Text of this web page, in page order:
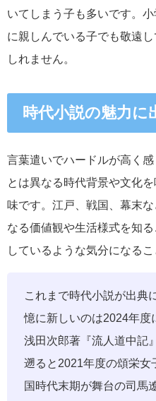
いてしまう子も多いです。
に親しんでいる子でも敬遠
しれません。
時代小説の魅力に
言葉遣いでハードルが高く
とは異なる時代背景や文化
味です。江戸、戦国、幕末
なる価値観や生活様式を知
しているような気分になるこ
これまで時代小説が出典
憶に新しいのは2024年度
浅田次郎著『流人道中記
遡ると2021年度の頌栄女
国時代末期が舞台の司馬